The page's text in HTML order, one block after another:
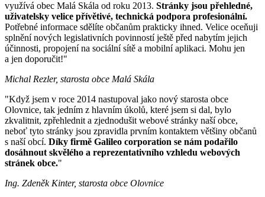
využívá obec Malá Skála od roku 2013. Stránky jsou přehledné,
uživatelsky velice přívětivé, technická podpora profesionální.
Potřebné informace sdělíte občanům prakticky ihned. Velice oceňuji
splnění nových legislativních povinností ještě před nabytím jejich
účinnosti, propojení na sociální sítě a mobilní aplikaci. Mohu jen
a jen doporučit!"
Michal Rezler, starosta obce Malá Skála
"Když jsem v roce 2014 nastupoval jako nový starosta obce
Olovnice, tak jedním z hlavním úkolů, které jsem si dal, bylo
zkvalitnit, zpřehlednit a zjednodušit webové stránky naší obce,
neboť tyto stránky jsou zpravidla prvním kontaktem většiny občanů
s naší obcí. Díky firmě Galileo corporation se nám podařilo
dosáhnout skvělého a reprezentativního vzhledu webových
stránek obce."
Ing. Zdeněk Kinter, starosta obce Olovnice